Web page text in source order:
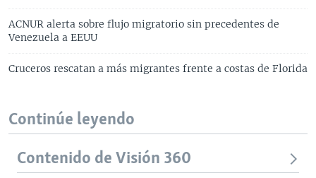
ACNUR alerta sobre flujo migratorio sin precedentes de
Venezuela a EEUU
Cruceros rescatan a más migrantes frente a costas de Florida
Continúe leyendo
Contenido de Visión 360